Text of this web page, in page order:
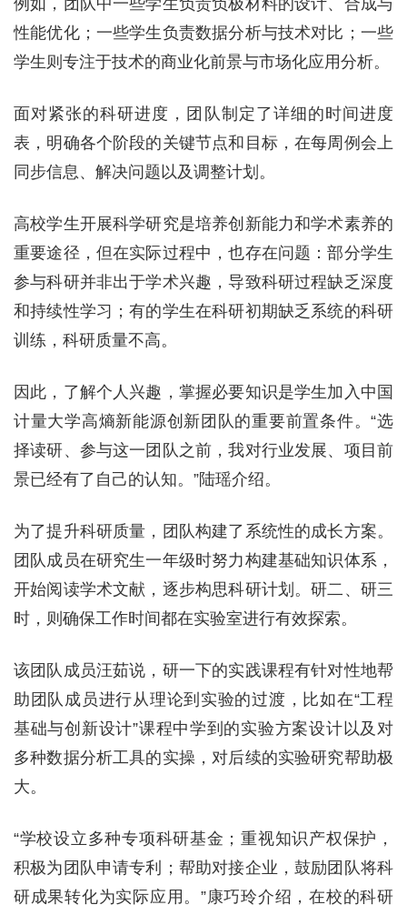
例如，团队中一些学生负责负极材料的设计、合成与
性能优化；一些学生负责数据分析与技术对比；一些
学生则专注于技术的商业化前景与市场化应用分析。
面对紧张的科研进度，团队制定了详细的时间进度
表，明确各个阶段的关键节点和目标，在每周例会上
同步信息、解决问题以及调整计划。
高校学生开展科学研究是培养创新能力和学术素养的
重要途径，但在实际过程中，也存在问题：部分学生
参与科研并非出于学术兴趣，导致科研过程缺乏深度
和持续性学习；有的学生在科研初期缺乏系统的科研
训练，科研质量不高。
因此，了解个人兴趣，掌握必要知识是学生加入中国
计量大学高熵新能源创新团队的重要前置条件。“选
择读研、参与这一团队之前，我对行业发展、项目前
景已经有了自己的认知。”陆瑶介绍。
为了提升科研质量，团队构建了系统性的成长方案。
团队成员在研究生一年级时努力构建基础知识体系，
开始阅读学术文献，逐步构思科研计划。研二、研三
时，则确保工作时间都在实验室进行有效探索。
该团队成员汪茹说，研一下的实践课程有针对性地帮
助团队成员进行从理论到实验的过渡，比如在“工程
基础与创新设计”课程中学到的实验方案设计以及对
多种数据分析工具的实操，对后续的实验研究帮助极
大。
“学校设立多种专项科研基金；重视知识产权保护，
积极为团队申请专利；帮助对接企业，鼓励团队将科
研成果转化为实际应用。”康巧玲介绍，在校的科研